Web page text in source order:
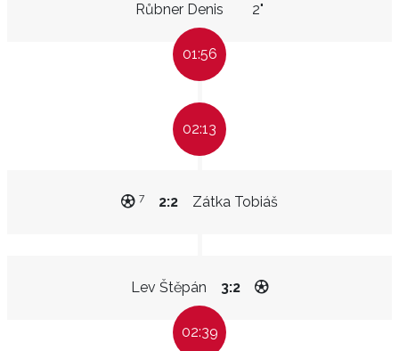
Růbner Denis 2"
01:56
02:13
Zátka Tobiáš
2:2
7
Lev Štěpán 3:2
02:39